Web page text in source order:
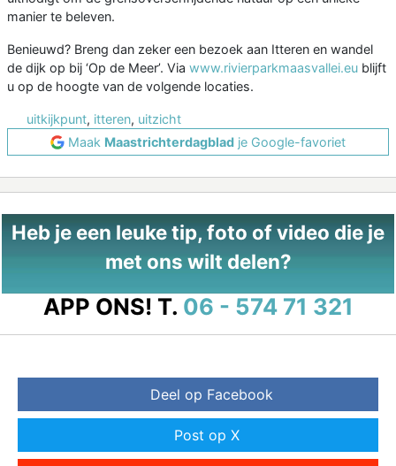
manier te beleven.
Benieuwd? Breng dan zeker een bezoek aan Itteren en wandel
de dijk op bij ‘Op de Meer’. Via www.rivierparkmaasvallei.eu blijft
u op de hoogte van de volgende locaties.
uitkijkpunt, itteren, uitzicht
Maak Maastrichterdagblad je Google-favoriet
Heb je een leuke tip, foto of video die je
met ons wilt delen?
APP ONS! T. 06 - 574 71 321
Deel op Facebook
Post op X